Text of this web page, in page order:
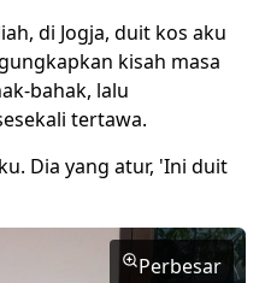
di Jogja, duit kos aku
kisah masa
bahak, lalu
tertawa.
Dia yang atur, 'Ini duit
Perbesar